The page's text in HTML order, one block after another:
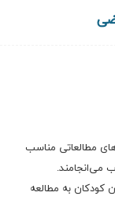
مطالعاتی مناسب
می‌انجامند.
کودکان به مطالعه